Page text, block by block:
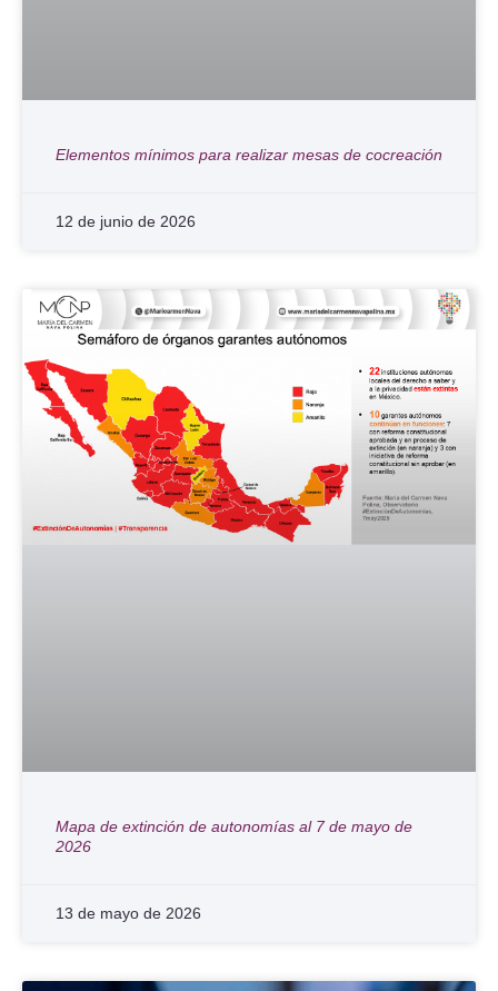
Elementos mínimos para realizar mesas de cocreación
12 de junio de 2026
Mapa de extinción de autonomías al 7 de mayo de
2026
13 de mayo de 2026